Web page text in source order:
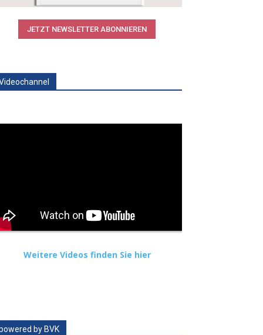
JETZT NEWSLETTER ABONNIEREN
Weitere Videos finden Sie hier
by BVK